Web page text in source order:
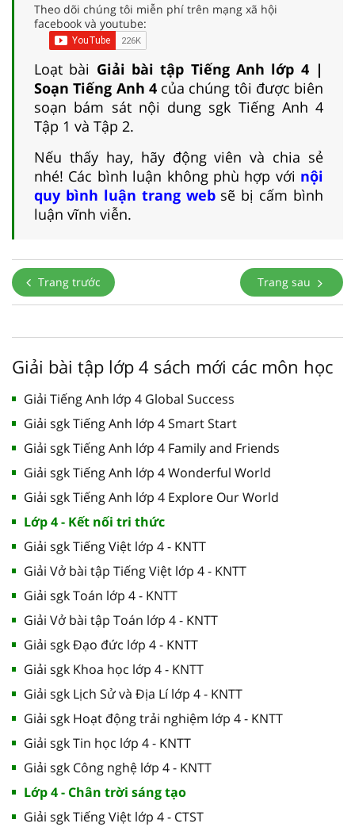
Theo dõi chúng tôi miễn phí trên mạng xã hội
facebook và youtube:
Loạt bài Giải bài tập Tiếng Anh lớp 4 |
Soạn Tiếng Anh 4của chúng tôi được biên
soạn bám sát nội dung sgk Tiếng Anh 4
Tập 1 và Tập 2.
Nếu thấy hay, hãy động viên và chia sẻ
nhé! Các bình luận không phù hợp với nội
quy bình luận trang websẽ bị cấm bình
luận vĩnh viễn.
Trang trước Trang sau
Giải bài tập lớp 4 sách mới các môn học
Giải Tiếng Anh lớp 4 Global Success
Giải sgk Tiếng Anh lớp 4 Smart Start
Giải sgk Tiếng Anh lớp 4 Family and Friends
Giải sgk Tiếng Anh lớp 4 Wonderful World
Giải sgk Tiếng Anh lớp 4 Explore Our World
Lớp 4 - Kết nối tri thức
Giải sgk Tiếng Việt lớp 4 - KNTT
Giải Vở bài tập Tiếng Việt lớp 4 - KNTT
Giải sgk Toán lớp 4 - KNTT
Giải Vở bài tập Toán lớp 4 - KNTT
Giải sgk Đạo đức lớp 4 - KNTT
Giải sgk Khoa học lớp 4 - KNTT
Giải sgk Lịch Sử và Địa Lí lớp 4 - KNTT
Giải sgk Hoạt động trải nghiệm lớp 4 - KNTT
Giải sgk Tin học lớp 4 - KNTT
Giải sgk Công nghệ lớp 4 - KNTT
Lớp 4 - Chân trời sáng tạo
Giải sgk Tiếng Việt lớp 4 - CTST